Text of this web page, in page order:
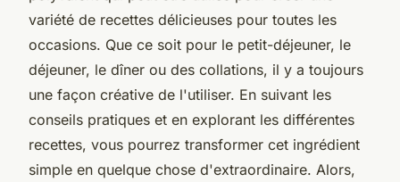
variété de recettes délicieuses pour toutes les
occasions. Que ce soit pour le petit-déjeuner, le
déjeuner, le dîner ou des collations, il y a toujours
une façon créative de l'utiliser. En suivant les
conseils pratiques et en explorant les différentes
recettes, vous pourrez transformer cet ingrédient
simple en quelque chose d'extraordinaire. Alors,